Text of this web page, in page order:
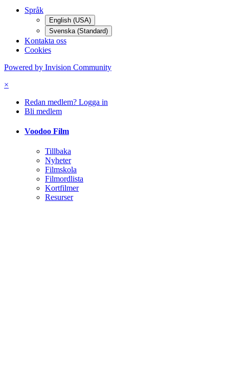
Språk
English (USA)
Svenska (Standard)
Kontakta oss
Cookies
Powered by Invision Community
×
Redan medlem? Logga in
Bli medlem
Voodoo Film
Tillbaka
Nyheter
Filmskola
Filmordlista
Kortfilmer
Resurser